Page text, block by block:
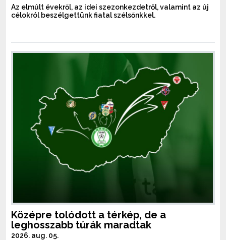
Az elmúlt évekről, az idei szezonkezdetről, valamint az új
célokról beszélgettünk fiatal szélsőnkkel.
Középre tolódott a térkép, de a
leghosszabb túrák maradtak
2026. aug. 05.